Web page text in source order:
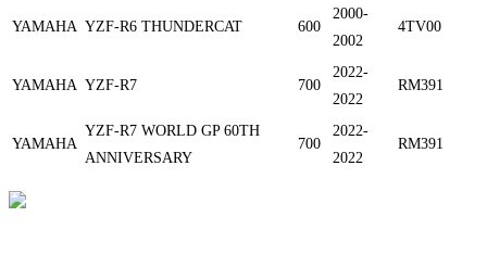
YAMAHA YZF-R6 THUNDERCAT 600
2000-
2002
4TV00
YAMAHA YZF-R7 700
2022-
2022
RM391
YAMAHA
YZF-R7 WORLD GP 60TH
ANNIVERSARY
700
2022-
2022
RM391